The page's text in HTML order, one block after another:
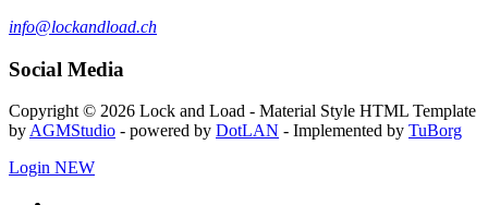
info@lockandload.ch
Social Media
Copyright © 2026 Lock and Load - Material Style HTML Template
by AGMStudio - powered by DotLAN - Implemented by TuBorg
Login NEW